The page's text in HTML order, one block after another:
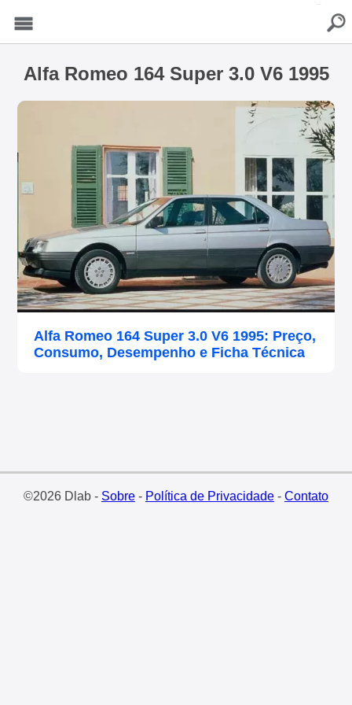
Alfa Romeo 164 Super 3.0 V6 1995
Alfa Romeo 164 Super 3.0 V6 1995: Preço,
Consumo, Desempenho e Ficha Técnica
©2026 Dlab - Sobre- Política de Privacidade- Contato